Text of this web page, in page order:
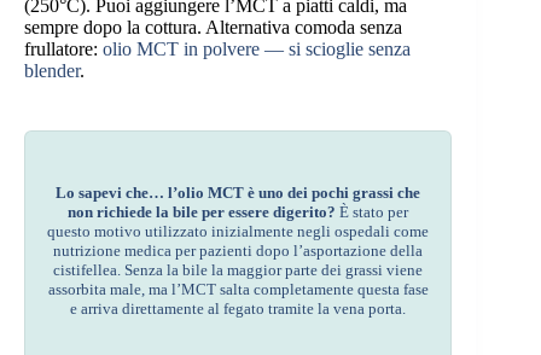
(250°C). Puoi aggiungere l’MCT a piatti caldi, ma
sempre dopo la cottura. Alternativa comoda senza
frullatore: olio MCT in polvere — si scioglie senza
blender.
Lo sapevi che… l’olio MCT è uno dei pochi grassi che
non richiede la bile per essere digerito? È stato per
questo motivo utilizzato inizialmente negli ospedali come
nutrizione medica per pazienti dopo l’asportazione della
cistifellea. Senza la bile la maggior parte dei grassi viene
assorbita male, ma l’MCT salta completamente questa fase
e arriva direttamente al fegato tramite la vena porta.